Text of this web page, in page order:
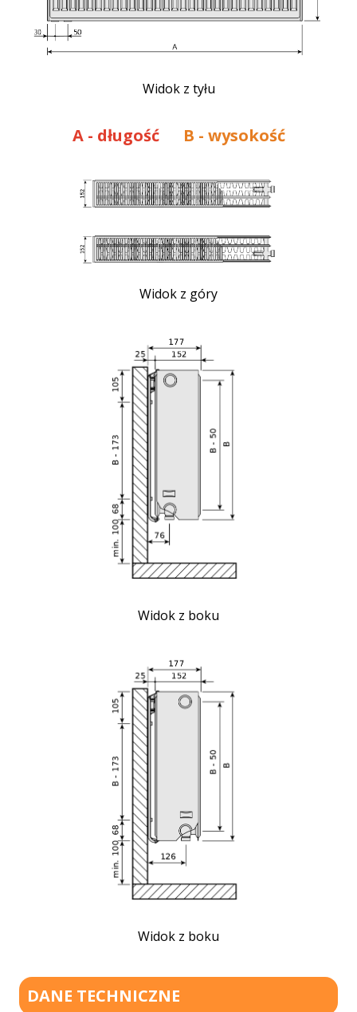
Widok z tyłu
A - długość B - wysokość
Widok z góry
Widok z boku
Widok z boku
DANE TECHNICZNE